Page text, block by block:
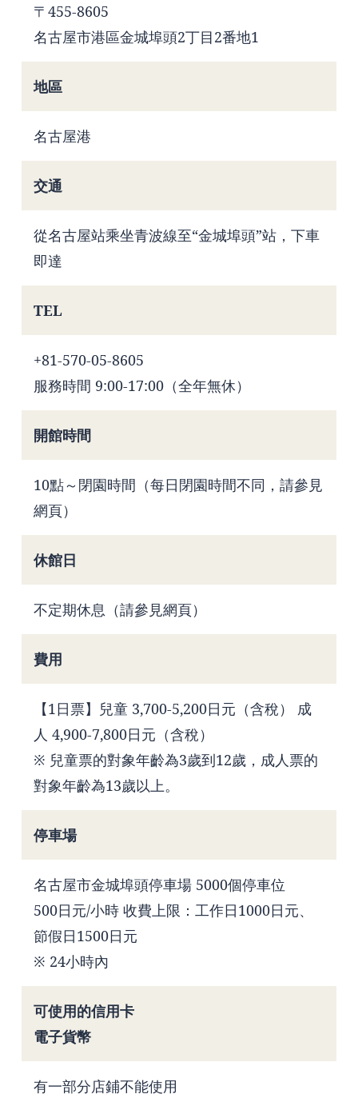
〒455-8605
名古屋市港區金城埠頭2丁目2番地1
地區
名古屋港
交通
從名古屋站乘坐青波線至“金城埠頭”站，下車
即達
TEL
+81-570-05-8605
服務時間 9:00-17:00（全年無休）
開館時間
10點～閉園時間（每日閉園時間不同，請參見
網頁）
休館日
不定期休息（請參見網頁）
費用
【1日票】兒童 3,700-5,200日元（含稅） 成
人 4,900-7,800日元（含稅）
※ 兒童票的對象年齡為3歲到12歲，成人票的
對象年齡為13歲以上。
停車場
名古屋市金城埠頭停車場 5000個停車位
500日元/小時 收費上限：工作日1000日元、
節假日1500日元
※ 24小時內
可使用的信用卡
電子貨幣
有一部分店鋪不能使用